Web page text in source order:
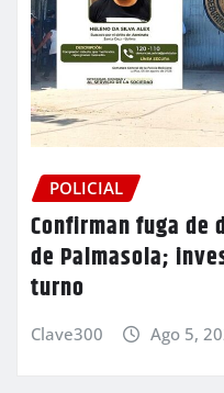
POLICIAL
Confirman fuga de
de Palmasola;
turno
Clave300 Ago 5,